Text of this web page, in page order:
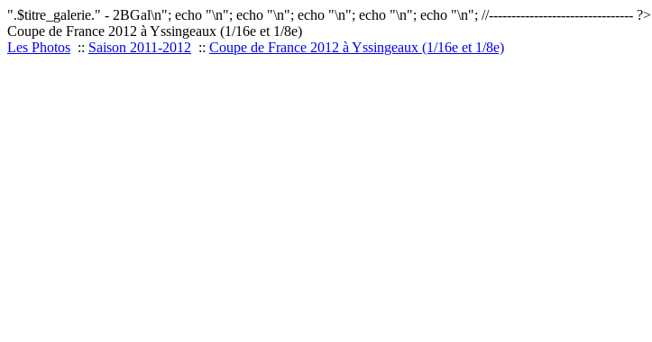
".$titre_galerie." - 2BGal\n"; echo "\n"; echo "\n"; echo "\n"; echo "\n"; echo "\n"; //-------------------------------- ?>
Coupe de France 2012 à Yssingeaux (1/16e et 1/8e)
Les Photos :: Saison 2011-2012 :: Coupe de France 2012 à Yssingeaux (1/16e et 1/8e)